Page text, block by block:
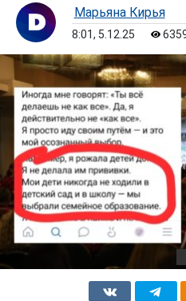
Марьяна Кирья
8:01, 5.12.25